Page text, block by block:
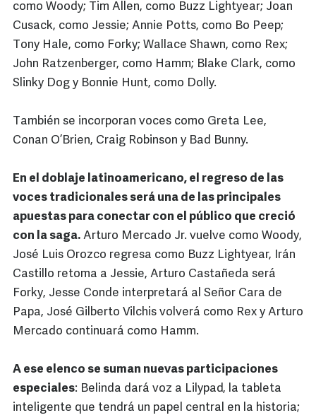
como Woody; Tim Allen, como Buzz Lightyear; Joan
Cusack, como Jessie; Annie Potts, como Bo Peep;
Tony Hale, como Forky; Wallace Shawn, como Rex;
John Ratzenberger, como Hamm; Blake Clark, como
Slinky Dog y Bonnie Hunt, como Dolly.
También se incorporan voces como Greta Lee,
Conan O’Brien, Craig Robinson y Bad Bunny.
En el doblaje latinoamericano, el regreso de las
voces tradicionales será una de las principales
apuestas para conectar con el público que creció
con la saga. Arturo Mercado Jr. vuelve como Woody,
José Luis Orozco regresa como Buzz Lightyear, Irán
Castillo retoma a Jessie, Arturo Castañeda será
Forky, Jesse Conde interpretará al Señor Cara de
Papa, José Gilberto Vilchis volverá como Rex y Arturo
Mercado continuará como Hamm.
A ese elenco se suman nuevas participaciones
especiales: Belinda dará voz a Lilypad, la tableta
inteligente que tendrá un papel central en la historia;